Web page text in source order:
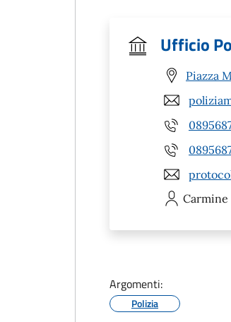
Ufficio
Piazza
Carmine
Argomenti:
Polizia